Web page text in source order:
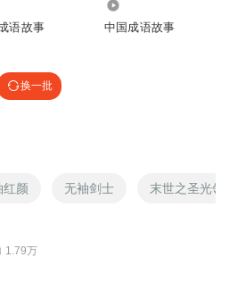
语故事 中国成语故事
换一批
红颜 无袖剑士 末世之圣光领
1.79万